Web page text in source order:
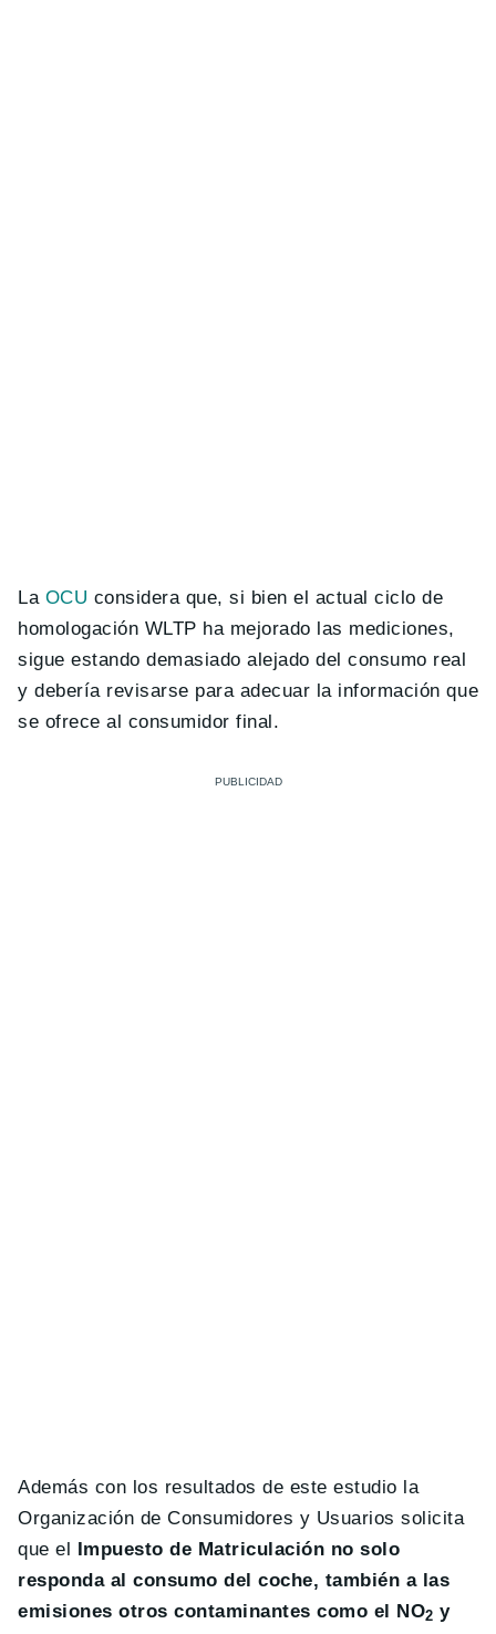
La OCU considera que, si bien el actual ciclo de
homologación WLTP ha mejorado las mediciones,
sigue estando demasiado alejado del consumo real
y debería revisarse para adecuar la información que
se ofrece al consumidor final.
Además con los resultados de este estudio la
Organización de Consumidores y Usuarios solicita
que el Impuesto de Matriculación no solo
responda al consumo del coche, también a las
emisiones otros contaminantes como el NO2 y